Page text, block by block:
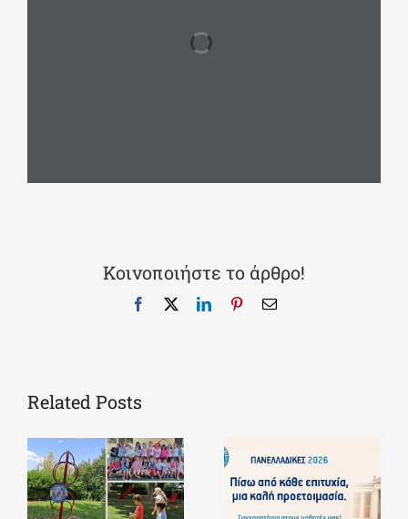
Κοινοποιήστε το άρθρο!
Facebook LinkedInPinterestEmail
Related Posts